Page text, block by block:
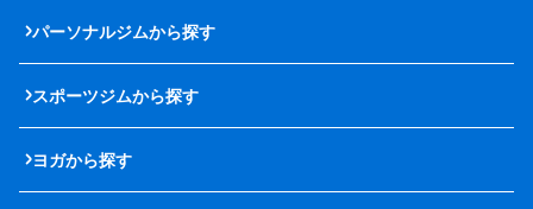
パーソナルジムから探す
スポーツジムから探す
ヨガから探す